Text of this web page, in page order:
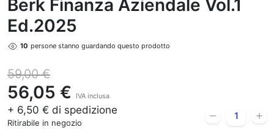
Berk Finanza Aziendale Vol.1
Ed.2025
10 persone stanno guardando questo prodotto
59,00 €
56,05 € IVA inclusa
+ 6,50 € di spedizione
Ritirabile in negozio